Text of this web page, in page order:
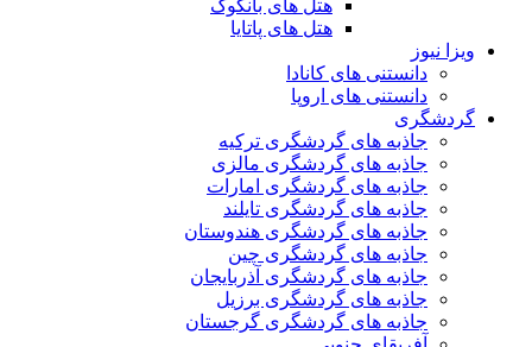
هتل های بانکوک
هتل های پاتایا
ویزا نیوز
دانستنی های کانادا
دانستنی های اروپا
گردشگری
جاذبه های گردشگری ترکیه
جاذبه های گردشگری مالزی
جاذبه های گردشگری امارات
جاذبه های گردشگری تایلند
جاذبه های گردشگری هندوستان
جاذبه های گردشگری چین
جاذبه های گردشگری آذربایجان
جاذبه های گردشگری برزیل
جاذبه های گردشگری گرجستان